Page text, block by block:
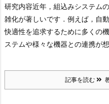
研究内容近年，組込みシステム
雑化が著しいです．例えば，自
快適性を追求するために多くの
ステムや様々な機器との連携が
記事を読む